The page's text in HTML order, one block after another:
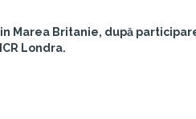
Marea Britanie, după
Londra.